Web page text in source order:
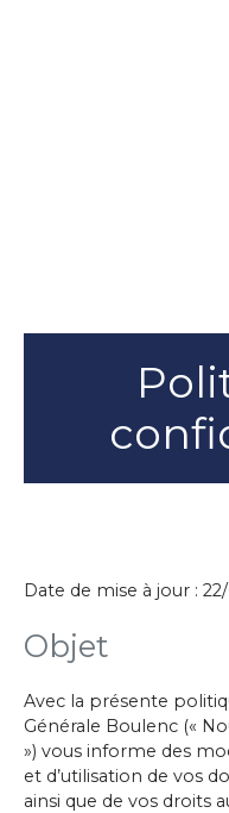
Date de mise à jour :
Objet
Avec la présente
Générale Boulenc («
») vous informe des
et d’utilisation de vos
ainsi que de vos droits